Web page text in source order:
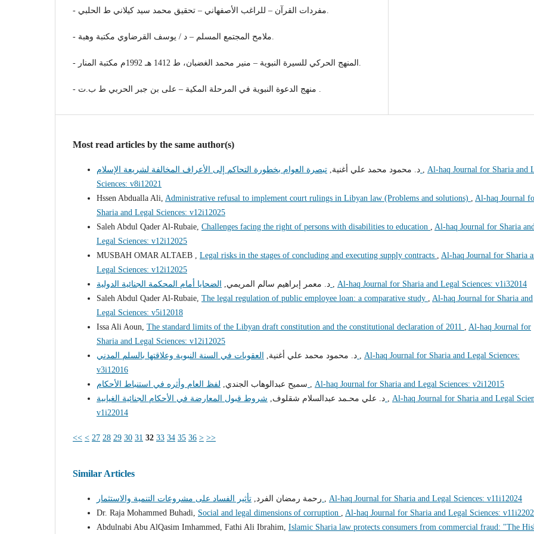
- مفردات القرآن – للراغب الأصفهاني – تحقيق محمد سيد كيلاني ط الحلبي.
- ملامح المجتمع المسلم – د / يوسف القرضاوي مكتبة وهبة.
- المنهج الحركي للسيرة النبوية – منير محمد الغضبان، ط 1412 هـ 1992م مكتبة المنار.
- منهج الدعوة النبوية في المرحلة المكية – على بن جبر الحربي ط ب.ت .
Most read articles by the same author(s)
د. محمود محمد علي أغنية, , Al-haq Journal for Sharia and
Sciences: v8i12021
Hssen Abdualla Ali, Administrative refusal to implement court rulings in Libyan law (Problems and solutions) , Al-haq Journal
Sharia and Legal Sciences: v12i12025
Saleh Abdul Qader Al-Rubaie, Challenges facing the right of persons with disabilities to education , Al-haq Journal for Sharia
Legal Sciences: v12i12025
MUSBAH OMAR ALTAEB , Legal risks in the stages of concluding and executing supply contracts , Al-haq Journal for Sharia
Legal Sciences: v12i12025
د. معمر إبراهيم سالم المريمي, , Al-haq Journal for Sharia and Legal Sciences: v1i32014
Saleh Abdul Qader Al-Rubaie, The legal regulation of public employee loan: a comparative study , Al-haq Journal for Sharia and
Legal Sciences: v5i12018
Issa Ali Aoun, The standard limits of the Libyan draft constitution and the constitutional declaration of 2011 , Al-haq Journal for
Sharia and Legal Sciences: v12i12025
د. محمود محمد علي أغنية, , Al-haq Journal for Sharia and Legal Sciences:
v3i12016
سميح عبدالوهاب الجندي, , Al-haq Journal for Sharia and Legal Sciences: v2i12015
د. علي محـمد عبدالسلام شقلوف, , Al-haq Journal for Sharia and Legal
v1i22014
<< < 27 28 29 30 31 32 33 34 35 36 > >>
Similar Articles
رحمة رمضان الفرد, , Al-haq Journal for Sharia and Legal Sciences: v11i12024
Dr. Raja Mohammed Buhadi, Social and legal dimensions of corruption , Al-haq Journal for Sharia and Legal Sciences:
Abdulnabi Abu AlQasim Imhammed, Fathi Ali Ibrahim, Islamic Sharia law protects consumers from commercial fraud: "The